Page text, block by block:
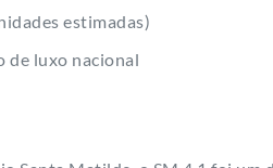
estimadas)
de luxo nacional